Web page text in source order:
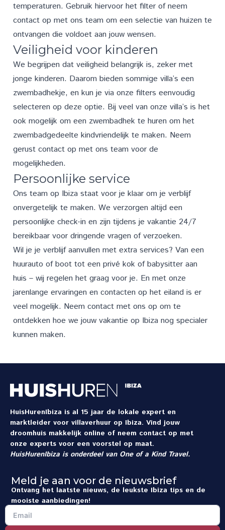
temperaturen. Gebruik hiervoor het filter of neem
contact op met ons team om een selectie van huizen te
ontvangen die voldoet aan jouw wensen.
Veiligheid voor kinderen
We begrijpen dat veiligheid belangrijk is, zeker met
jonge kinderen. Daarom bieden sommige villa’s een
zwembadhekje, en kun je via onze filters eenvoudig
selecteren op deze optie. Bij veel van onze villa’s is het
ook mogelijk om een zwembadhek te huren om het
zwembadgedeelte kindvriendelijk te maken. Neem
gerust contact op met ons team voor de
mogelijkheden.
Persoonlijke service
Ons team op Ibiza staat voor je klaar om je verblijf
onvergetelijk te maken. We verzorgen altijd een
persoonlijke check-in en zijn tijdens je vakantie 24/7
bereikbaar voor dringende vragen of verzoeken.
Wil je je verblijf aanvullen met extra services? Van een
huurauto of boot tot een privé kok of babysitter aan
huis – wij regelen het graag voor je. En met onze
jarenlange ervaringen en contacten op het eiland is er
veel mogelijk. Neem contact met ons op om te
ontdekken hoe we jouw vakantie op Ibiza nog specialer
kunnen maken.
HuisHurenIbiza is al 15 jaar de lokale expert en
marktleider voor villaverhuur op Ibiza. Vind jouw
droomhuis makkelijk online of neem contact op met
onze experts voor een voorstel op maat.
HuisHurenIbiza is onderdeel van One of a Kind Travel.
Meld je aan voor de nieuwsbrief
Ontvang het laatste nieuws, de leukste Ibiza tips en de
mooiste aanbiedingen!